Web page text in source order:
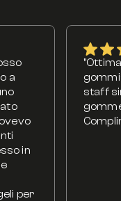
a
in
per
staff